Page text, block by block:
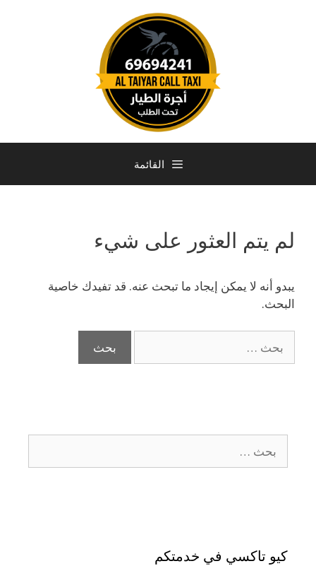
القائمة
لم يتم العثور على شيء
يبدو أنه لا يمكن إيجاد ما تبحث عنه. قد تفيدك خاصية
البحث.
كيو تاكسي في خدمتكم